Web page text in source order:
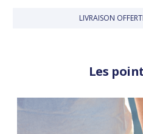
LIVRAISON
Les